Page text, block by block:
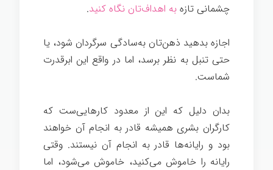
چشمانی تازه به اهداف‌تان نگاه کنید.
اجازه بدهید ذهن‌تان به‌سادگی سرگردان شود، یا
حتی تنبل به نظر برسد، اما در واقع این ابرقدرت
شماست.
بدان دلیل که این از معدود کارهایی‌ست که
کارگران بشری همیشه قادر به انجام آن خواهند
بود و رایانه‌ها قادر به انجام آن نیستند. وقتی
رایانه را خاموش می‌کنید، خاموش می‌شود، اما